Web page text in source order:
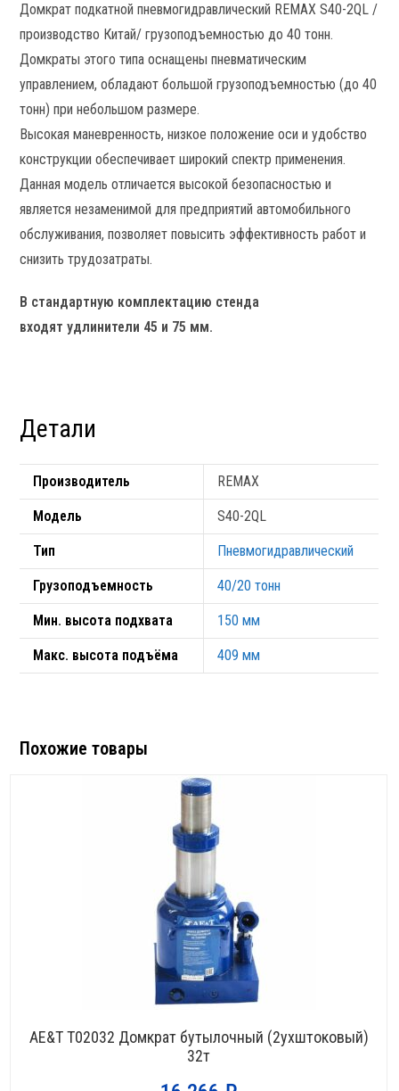
Домкрат подкатной пневмогидравлический REMAX S40-2QL /
производство Китай/ грузоподъемностью до 40 тонн.
Домкраты этого типа оснащены пневматическим
управлением, обладают большой грузоподъемностью (до 40
тонн) при небольшом размере.
Высокая маневренность, низкое положение оси и удобство
конструкции обеспечивает широкий спектр применения.
Данная модель отличается высокой безопасностью и
является незаменимой для предприятий автомобильного
обслуживания, позволяет повысить эффективность работ и
снизить трудозатраты.
В стандартную комплектацию стенда
входят удлинители 45 и 75 мм.
Детали
Производитель REMAX
Модель S40-2QL
Тип Пневмогидравлический
Грузоподъемность 40/20 тонн
Мин. высота подхвата 150 мм
Макс. высота подъёма 409 мм
Похожие товары
AE&T T02032 Домкрат бутылочный (2ухштоковый)
32т